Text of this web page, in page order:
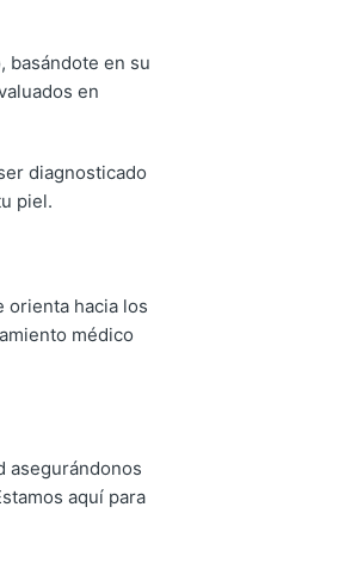
basándote en su
en
diagnosticado
piel.
orienta hacia los
médico
asegurándonos
aquí para